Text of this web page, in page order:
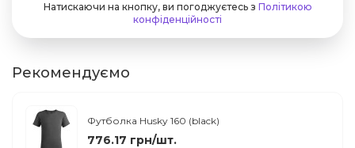
Натискаючи на кнопку, ви погоджуєтесь з Політикою
конфіденційності
Рекомендуємо
Футболка Husky 160 (black)
776.17 грн/шт.